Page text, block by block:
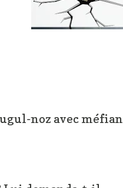
noz avec